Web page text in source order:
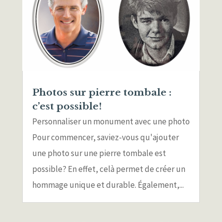
Photos sur pierre tombale :
c’est possible!
Personnaliser un monument avec une photo
Pour commencer, saviez-vous qu'ajouter
une photo sur une pierre tombale est
possible? En effet, celà permet de créer un
hommage unique et durable. Également,...